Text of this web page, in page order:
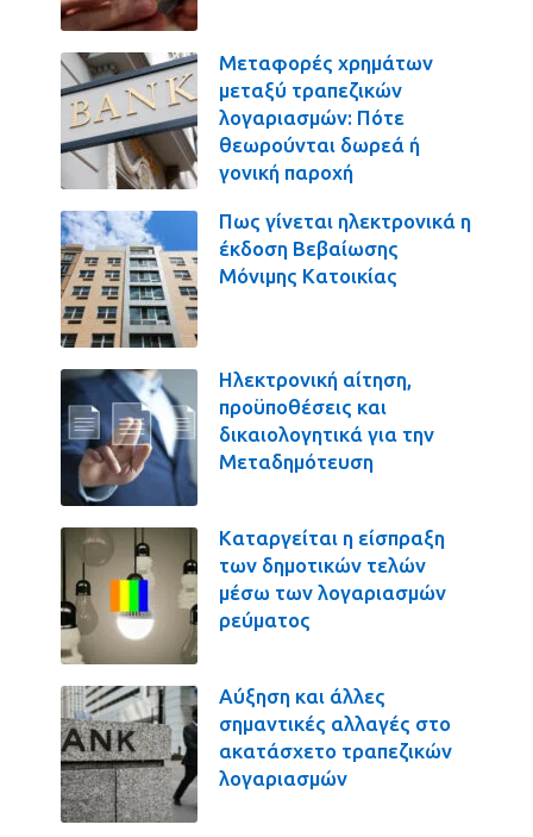
Μεταφορές χρημάτων
μεταξύ τραπεζικών
λογαριασμών: Πότε
θεωρούνται δωρεά ή
γονική παροχή
Πως γίνεται ηλεκτρονικά η
έκδοση Βεβαίωσης
Μόνιμης Κατοικίας
Ηλεκτρονική αίτηση,
προϋποθέσεις και
δικαιολογητικά για την
Μεταδημότευση
Καταργείται η είσπραξη
των δημοτικών τελών
μέσω των λογαριασμών
ρεύματος
Αύξηση και άλλες
σημαντικές αλλαγές στο
ακατάσχετο τραπεζικών
λογαριασμών